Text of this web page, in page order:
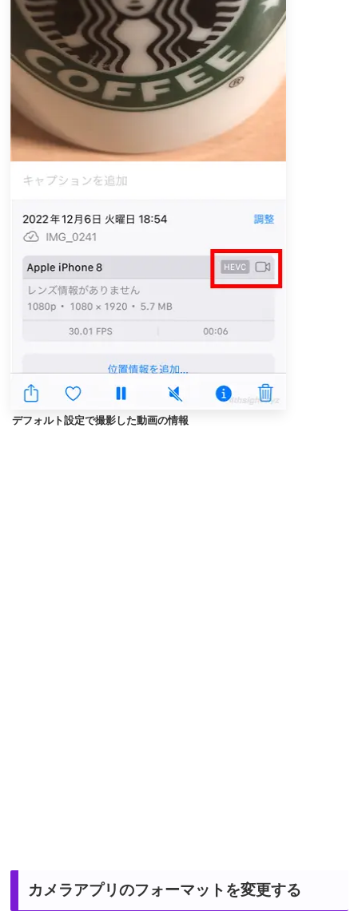
デフォルト設定で撮影した動画の情報
カメラアプリのフォーマットを変更する